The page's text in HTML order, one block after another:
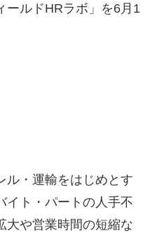
ールドHRラボ」を6月1
ル・運輸をはじめとす
イト・パートの人手不
大や営業時間の短縮な